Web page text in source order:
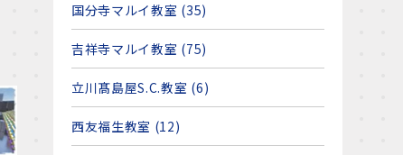
国分寺マルイ教室 (35)
吉祥寺マルイ教室 (75)
立川髙島屋S.C.教室 (6)
西友福生教室 (12)